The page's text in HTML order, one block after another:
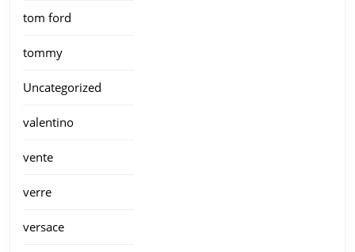
tom ford
tommy
Uncategorized
valentino
vente
verre
versace